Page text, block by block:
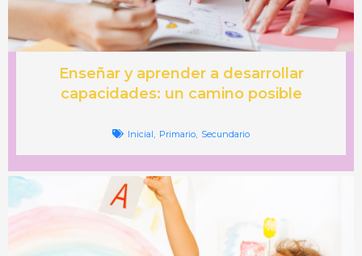
Enseñar y aprender a desarrollar
capacidades: un camino posible
Inicial Primario, Secundario